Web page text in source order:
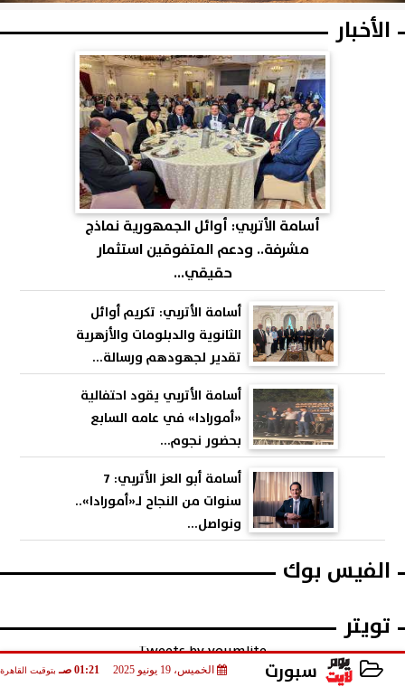
الأخبار
أسامة الأتربي: أوائل الجمهورية نماذج
مشرفة.. ودعم المتفوقين استثمار
حقيقي...
أسامة الأتربي: تكريم أوائل
الثانوية والدبلومات والأزهرية
تقدير لجهودهم ورسالة...
أسامة الأتربي يقود احتفالية
«أمورادا» في عامه السابع
بحضور نجوم...
أسامة أبو العز الأتربي: 7
سنوات من النجاح لـ«أمورادا»..
ونواصل...
الفيس بوك
تويتر
Tweets by youmlite
سبورت الخميس، 19 يونيو 2025 01:21 صـ بتوقيت القاهرة